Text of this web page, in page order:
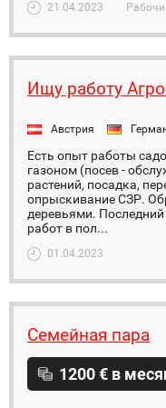
21.04.2023
Ищу работу
Австрия
Есть опыт работы
газоном (посев -
растений, посадка,
опрыскивание СЗР.
деревьями.
работ в пол...
01.04.2023
Семейная пара
1200 € в